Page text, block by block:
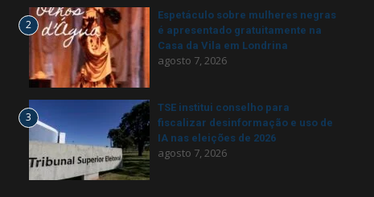
2
Espetáculo sobre mulheres negras
é apresentado gratuitamente na
Casa da Vila em Londrina
agosto 7, 2026
3
TSE institui conselho para
fiscalizar desinformação e uso de
IA nas eleições de 2026
agosto 7, 2026